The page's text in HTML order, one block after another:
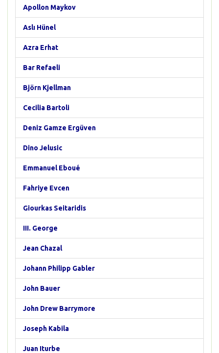
Apollon Maykov
Aslı Hünel
Azra Erhat
Bar Refaeli
Björn Kjellman
Cecilia Bartoli
Deniz Gamze Ergüven
Dino Jelusic
Emmanuel Eboué
Fahriye Evcen
Giourkas Seitaridis
III. George
Jean Chazal
Johann Philipp Gabler
John Bauer
John Drew Barrymore
Joseph Kabila
Juan Iturbe